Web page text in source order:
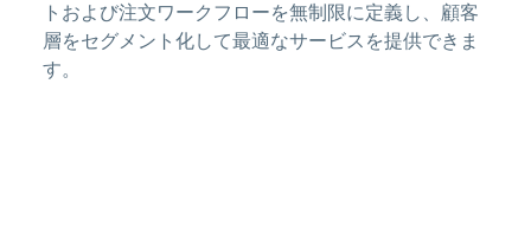
トおよび注文ワークフローを無制限に定義し、顧客
層をセグメント化して最適なサービスを提供できま
す。